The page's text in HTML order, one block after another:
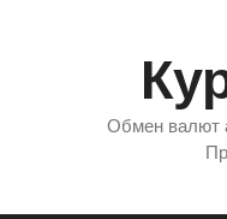
Обмен валют